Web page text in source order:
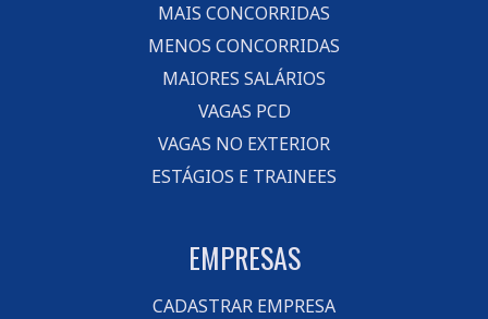
MAIS CONCORRIDAS
MENOS CONCORRIDAS
MAIORES SALÁRIOS
VAGAS PCD
VAGAS NO EXTERIOR
ESTÁGIOS E TRAINEES
EMPRESAS
CADASTRAR EMPRESA